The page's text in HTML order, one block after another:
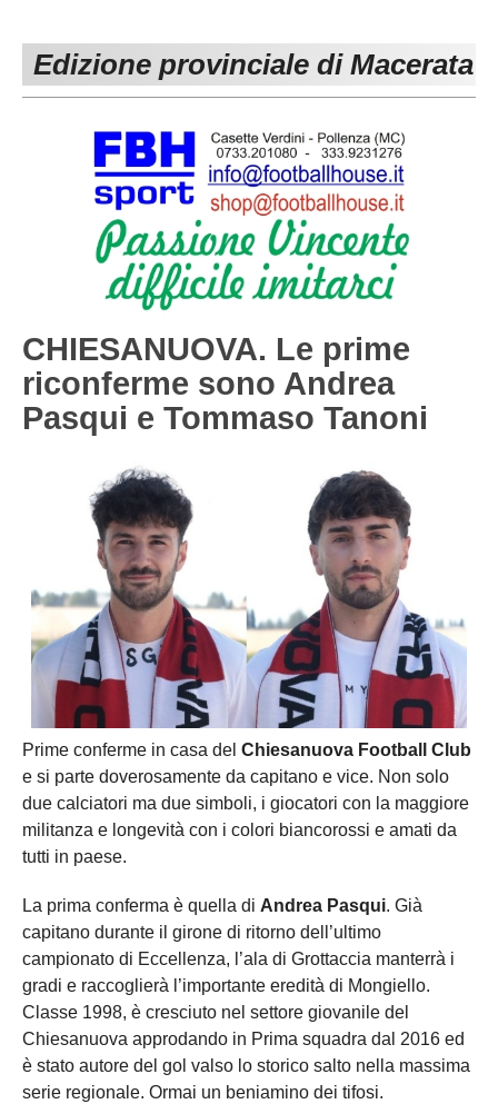
Carica la tua Rosa
1^ CATEGORIA
3^ CATEGORIA
GIOVANILI
Edizione provinciale di Macerata
CHIESANUOVA. Le prime
riconferme sono Andrea
Pasqui e Tommaso Tanoni
Prime conferme in casa del Chiesanuova Football Club
e si parte doverosamente da capitano e vice. Non solo
due calciatori ma due simboli, i giocatori con la maggiore
militanza e longevità con i colori biancorossi e amati da
tutti in paese.
La prima conferma è quella di Andrea Pasqui. Già
capitano durante il girone di ritorno dell’ultimo
campionato di Eccellenza, l’ala di Grottaccia manterrà i
gradi e raccoglierà l’importante eredità di Mongiello.
Classe 1998, è cresciuto nel settore giovanile del
Chiesanuova approdando in Prima squadra dal 2016 ed
è stato autore del gol valso lo storico salto nella massima
serie regionale. Ormai un beniamino dei tifosi.